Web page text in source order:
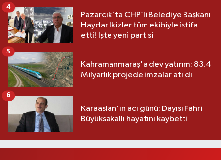
Pazarcık'ta CHP’li Belediye Başkanı
Haydar İkizler tüm ekibiyle istifa
etti! İşte yeni partisi
4
Kahramanmaraş'a dev yatırım: 83.4
Milyarlık projede imzalar atıldı
5
Karaaslan'ın acı günü: Dayısı Fahri
Büyüksakallı hayatını kaybetti
6